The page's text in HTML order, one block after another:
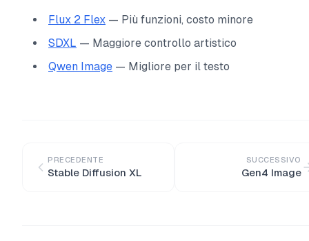
Flux 2 Flex — Più funzioni, costo minore
SDXL — Maggiore controllo artistico
Qwen Image — Migliore per il testo
PRECEDENTE
Stable Diffusion XL
SUCCESSIVO
Gen4 Image